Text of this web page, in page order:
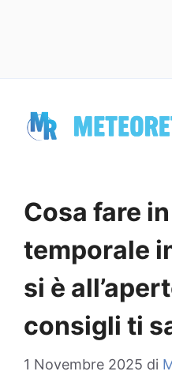
contenuto
Cosa fare
temporale
si è
consigli ti
1 Novembre 2025 di